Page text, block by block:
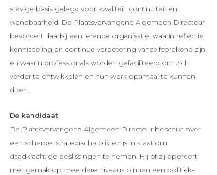
stevige basis gelegd voor kwaliteit, continuïteit en
wendbaarheid. De Plaatsvervangend Algemeen Directeur
bevordert daarbij een lerende organisatie, waarin reflectie,
kennisdeling en continue verbetering vanzelfsprekend zijn
en waarin professionals worden gefaciliteerd om zich
verder te ontwikkelen en hun werk optimaal te kunnen
doen.
De kandidaat
De Plaatsvervangend Algemeen Directeur beschikt over
een scherpe, strategische blik en is in staat om
daadkrachtige beslissingen te nemen. Hij of zij opereert
met gemak op meerdere niveaus binnen een politiek-